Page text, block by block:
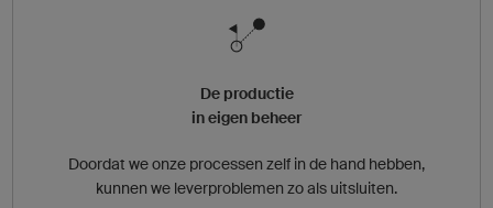
De productie
in eigen beheer
Doordat we onze processen zelf in de hand hebben,
kunnen we leverproblemen zo als uitsluiten.